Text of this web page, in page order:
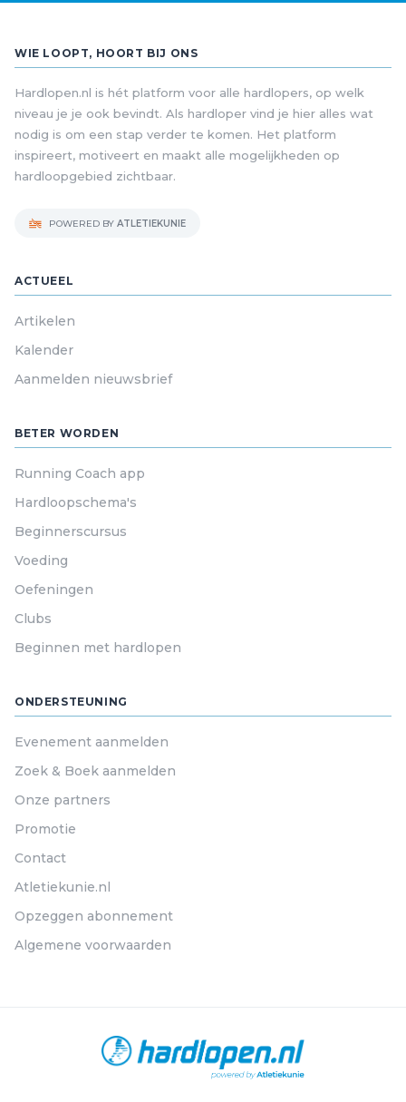
WIE LOOPT, HOORT BIJ ONS
Hardlopen.nl is hét platform voor alle hardlopers, op welk
niveau je je ook bevindt. Als hardloper vind je hier alles wat
nodig is om een stap verder te komen. Het platform
inspireert, motiveert en maakt alle mogelijkheden op
hardloopgebied zichtbaar.
POWERED BY ATLETIEKUNIE
ACTUEEL
Artikelen
Kalender
Aanmelden nieuwsbrief
BETER WORDEN
Running Coach app
Hardloopschema's
Beginnerscursus
Voeding
Oefeningen
Clubs
Beginnen met hardlopen
ONDERSTEUNING
Evenement aanmelden
Zoek & Boek aanmelden
Onze partners
Promotie
Contact
Atletiekunie.nl
Opzeggen abonnement
Algemene voorwaarden